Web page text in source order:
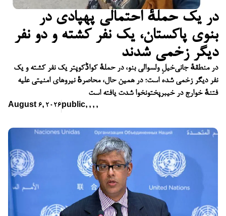
در یک حملهٔ احتمالی پهپادی در
بنوی پاکستان، یک نفر کشته و دو نفر
دیگر زخمی شدند
در منطقهٔ جانی‌خیلِ ولسوالی بنو، در حملهٔ کواڈکوپتر یک نفر کشته و یک
نفر دیگر زخمی شده است؛ در همین حال، محاصرهٔ نیروهای امنیتی علیه
فتنهٔ خوارج در خیبرپختونخوا شدت یافته است
August 6, 2026 public, , , ,